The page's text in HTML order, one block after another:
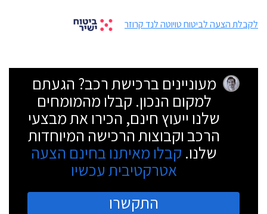
לקבלת הצעה לביטוח טויוטה לנד קרוזר
מעוניינים ברכישת רכב? הגעתם
למקום הנכון. קבלו מהמומחים
שלנו ייעוץ חינם, הכירו את מבצעי
הרכב וקבוצות הרכישה המיוחדות
שלנו. קבלו מאיתנו בחינם הצעה
אטרקטיבית עכשיו
התקשרו